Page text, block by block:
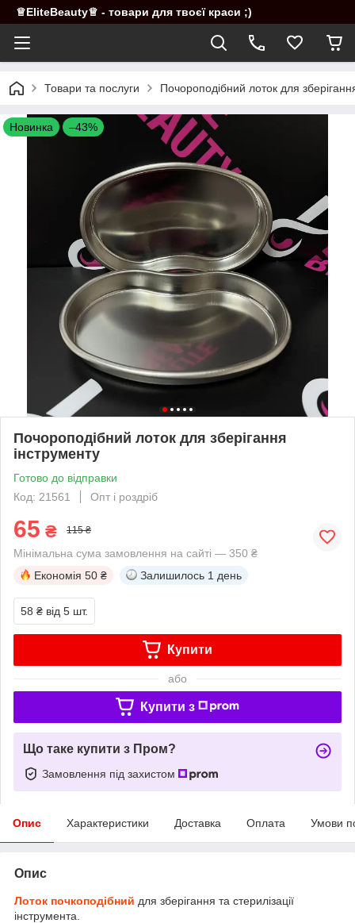
♕EliteBeauty♕ - товари для твоєї краси ;)
Товари та послуги Почороподібний лоток для
Новинка –43%
Почороподібний лоток для зберігання
інструменту
Готово до відправки
Код: 21561
Опт і роздріб
65 ₴ 115 ₴
Мінімальна сума замовлення на сайті — 350 ₴
Економія 50 ₴ Залишилось 1 день
58 ₴ від 5 шт.
Купити
або
Купити з
Що таке купити з Пром?
Замовлення під захистом
Опис Характеристики Доставка Оплата Умови
Опис
Лоток почкоподібний для зберігання та стерилізації
інструмента.